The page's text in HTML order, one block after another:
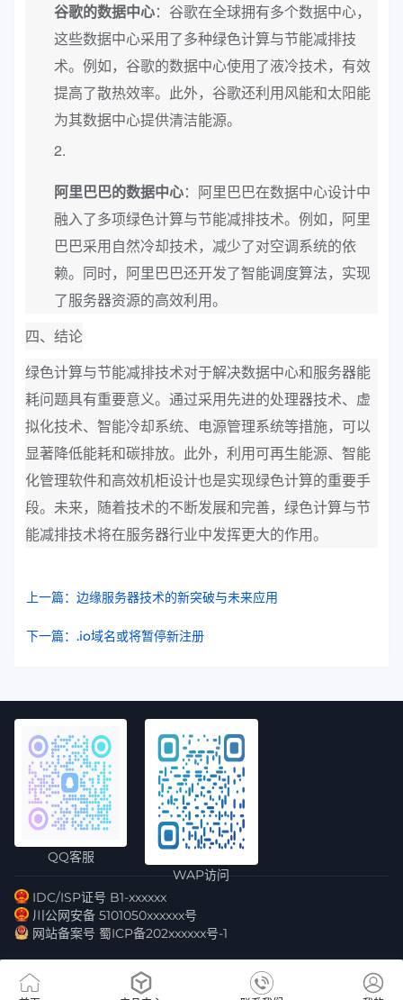
谷歌的数据中心：谷歌在全球拥有多个数据中心，
这些数据中心采用了多种绿色计算与节能减排技
术。例如，谷歌的数据中心使用了液冷技术，有效
提高了散热效率。此外，谷歌还利用风能和太阳能
为其数据中心提供清洁能源。
阿里巴巴的数据中心：阿里巴巴在数据中心设计中
融入了多项绿色计算与节能减排技术。例如，阿里
巴巴采用自然冷却技术，减少了对空调系统的依
赖。同时，阿里巴巴还开发了智能调度算法，实现
了服务器资源的高效利用。
四、结论
绿色计算与节能减排技术对于解决数据中心和服务器能
耗问题具有重要意义。通过采用先进的处理器技术、虚
拟化技术、智能冷却系统、电源管理系统等措施，可以
显著降低能耗和碳排放。此外，利用可再生能源、智能
化管理软件和高效机柜设计也是实现绿色计算的重要手
段。未来，随着技术的不断发展和完善，绿色计算与节
能减排技术将在服务器行业中发挥更大的作用。
上一篇：边缘服务器技术的新突破与未来应用
下一篇：.io域名或将暂停新注册
QQ客服
WAP访问
IDC/ISP证号 B1-xxxxxx
川公网安备 5101050xxxxxx号
网站备案号 蜀ICP备202xxxxxx号-1